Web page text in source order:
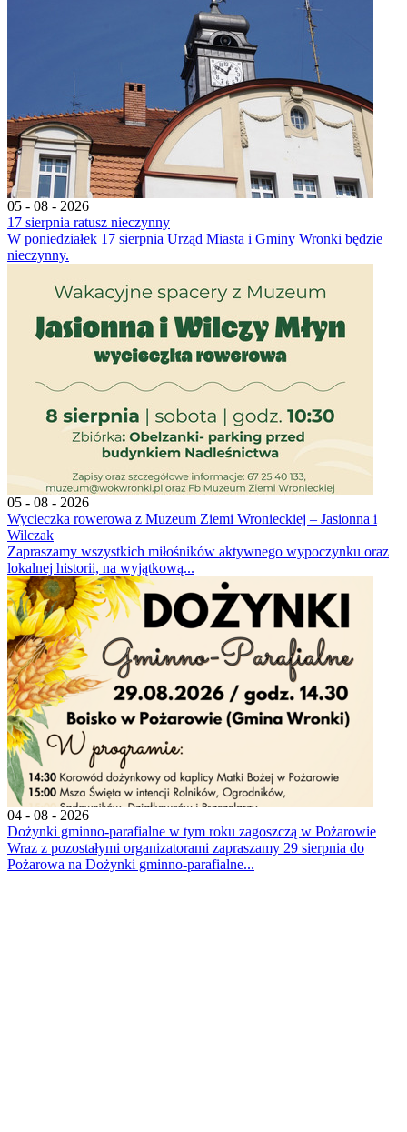
05 - 08 - 2026
17 sierpnia ratusz nieczynny
W poniedziałek 17 sierpnia Urząd Miasta i Gminy Wronki będzie
nieczynny.
05 - 08 - 2026
Wycieczka rowerowa z Muzeum Ziemi Wronieckiej – Jasionna i
Wilczak
Zapraszamy wszystkich miłośników aktywnego wypoczynku oraz
lokalnej historii, na wyjątkową...
04 - 08 - 2026
Dożynki gminno-parafialne w tym roku zagoszczą w Pożarowie
Wraz z pozostałymi organizatorami zapraszamy 29 sierpnia do
Pożarowa na Dożynki gminno-parafialne...